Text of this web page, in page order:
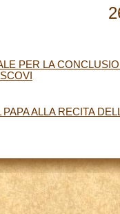
PER LA
ALLA RECITA